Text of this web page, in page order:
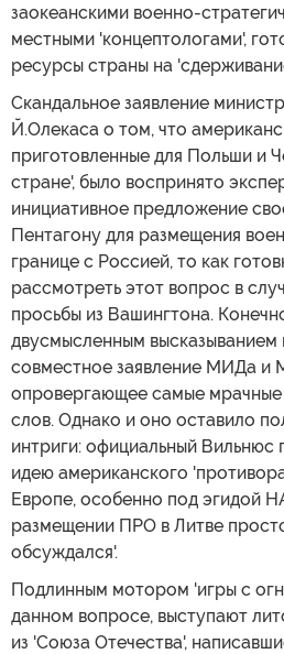
заокеанскими военно-
местными 'концептологами',
ресурсы страны на
Скандальное заявление
Й.Олекаса о том, что
приготовленные для Польши и
стране', было воспринято
инициативное предложение
Пентагону для размещения
границе с Россией, то как
рассмотреть этот вопрос в
просьбы из Вашингтона.
двусмысленным
совместное заявление МИДа и
опровергающее самые мрачные
слов. Однако и оно оставило
интриги: официальный
идею американского
Европе, особенно под эгидой
размещении ПРО в Литве
обсуждался'.
Подлинным мотором 'игры с
данном вопросе, выступают
из 'Союза Отечества',